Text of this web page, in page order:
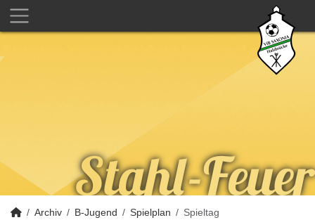
Archiv B-Jugend Spielplan Spieltag